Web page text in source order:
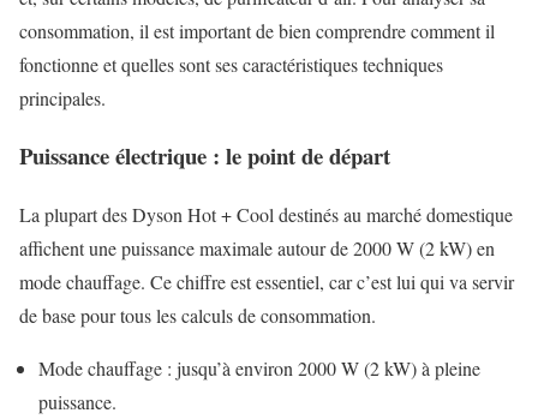
consommation, il est important de bien comprendre comment il
fonctionne et quelles sont ses caractéristiques techniques
principales.
Puissance électrique : le point de départ
La plupart des Dyson Hot + Cool destinés au marché domestique
affichent une puissance maximale autour de 2000 W (2 kW) en
mode chauffage. Ce chiffre est essentiel, car c’est lui qui va servir
de base pour tous les calculs de consommation.
Mode chauffage : jusqu’à environ 2000 W (2 kW) à pleine
puissance.